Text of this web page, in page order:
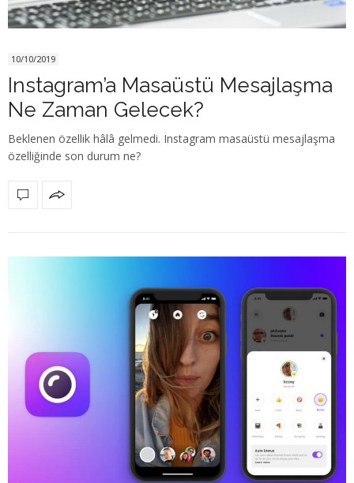
10/10/2019
Instagram’a Masaüstü Mesajlaşma
Ne Zaman Gelecek?
Beklenen özellik hâlâ gelmedi. Instagram masaüstü mesajlaşma
özelliğinde son durum ne?